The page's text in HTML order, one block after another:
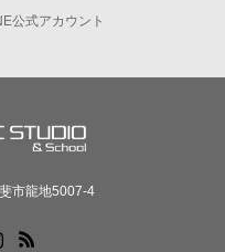
公式アカウント
市龍地5007-4